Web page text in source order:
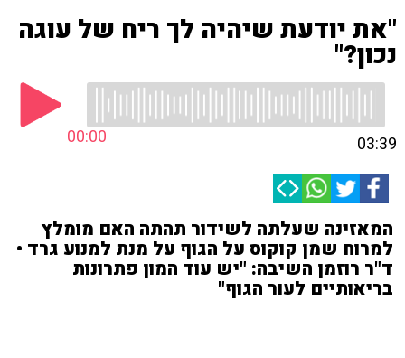
"את יודעת שיהיה לך ריח של עוגה
נכון?"
00:00 03:39
המאזינה שעלתה לשידור תהתה האם מומלץ
למרוח שמן קוקוס על הגוף על מנת למנוע גרד •
ד"ר רוזמן השיבה: "יש עוד המון פתרונות
בריאותיים לעור הגוף"